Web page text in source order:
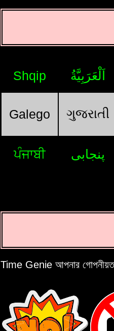
Shqip اَلْعَرَبِيَّةُ
Galego ગુજરાતી
ਪੰਜਾਬੀ پنجابی
Time Genie আপনার